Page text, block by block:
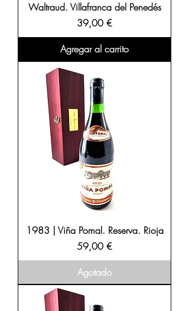
Waltraud. Villafranca del Penedés
Precio
39,00 €
Agregar al carrito
1983 | Viña Pomal. Reserva. Rioja
Precio
59,00 €
Agotado